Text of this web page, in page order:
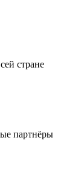
стране
партнёры